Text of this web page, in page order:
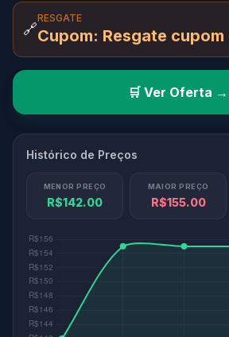
🔗
RESGATE
🛒 Ver Oferta →
Histórico de Preços
MENOR PREÇO
R$142.00
MAIOR PREÇO
R$155.00